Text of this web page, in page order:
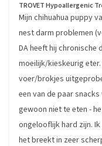
TROVET Hypoallergenic
Mijn chihuahua puppy
nest darm problemen
DA heeft hij
moeilijk/kieskeurig
voer/brokjes
een van de paar
gewoon niet te eten -
ongelooflijk hard zijn.
het breekt in zeer